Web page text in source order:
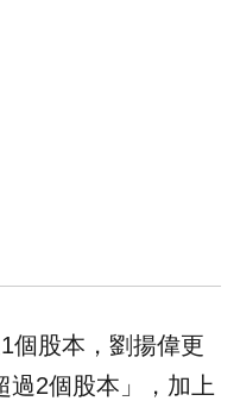
個股本，劉揚偉更
過2個股本」，加上